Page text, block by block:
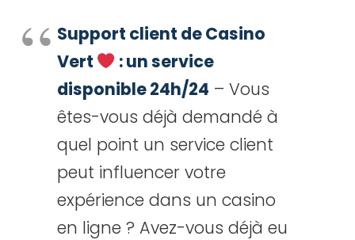
Support client de Casino
Vert
: un service
disponible 24h/24 – Vous
êtes-vous déjà demandé à
quel point un service client
peut influencer votre
expérience dans un casino
en ligne ? Avez-vous déjà eu